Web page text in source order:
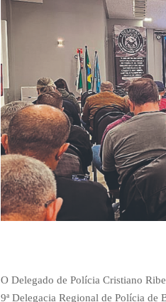
O Delegado de Polícia Cristiano
9ª Delegacia Regional de Polícia de